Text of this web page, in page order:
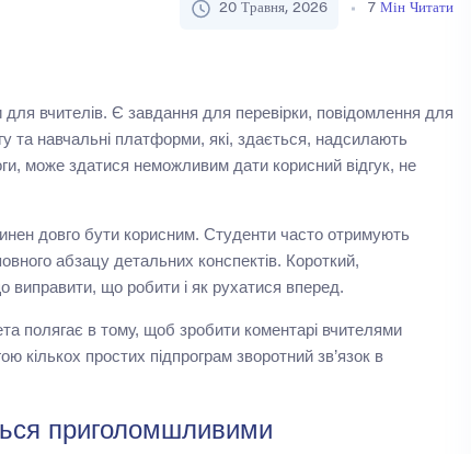
20 Травня, 2026 7 Мін Читати
вчителів. Є завдання для перевірки, повідомлення для
та навчальні платформи, які, здається, надсилають
може здатися неможливим дати корисний відгук, не
довго бути корисним. Студенти часто отримують
абзацу детальних конспектів. Короткий,
виправити, що робити і як рухатися вперед.
полягає в тому, щоб зробити коментарі вчителями
простих підпрограм зворотний зв’язок в
приголомшливими